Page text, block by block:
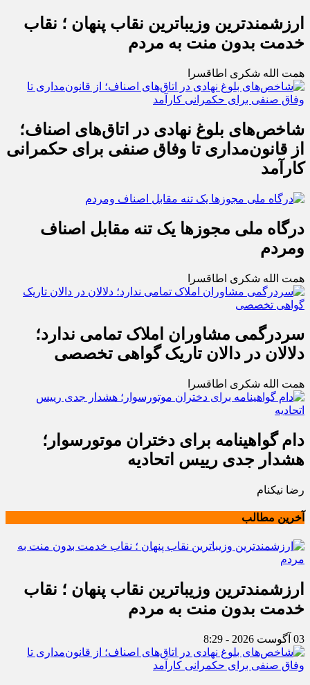
ارزشمندترین وزیباترین نقاب پنهان ؛ نقاب
خدمت بدون منت به مردم
همت الله شکری اطاقسرا
شاخص‌های بلوغ نهادی در اتاق‌های اصناف؛
از قانون‌مداری تا وفاق صنفی برای حکمرانی
کارآمد
درگاه ملی مجوزها یک تنه مقابل اصناف
ومردم
همت الله شکری اطاقسرا
سردرگمی مشاوران املاک تمامی ندارد؛
دلالان در دالان تاریک گواهی تخصصی
همت الله شکری اطاقسرا
دام گواهینامه برای دختران موتورسوار؛
هشدار جدی رییس اتحادیه
رضا نیکنام
آخرین مطالب
ارزشمندترین وزیباترین نقاب پنهان ؛ نقاب
خدمت بدون منت به مردم
03 آگوست 2026 - 8:29